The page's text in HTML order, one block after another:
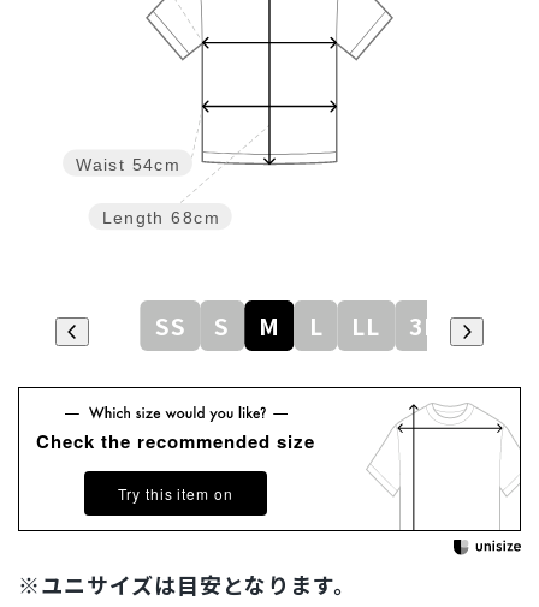
Length 68cm
Waist 54cm
SS S M L LL 3L
Check the recommended size
Try this item on
※ユニサイズは目安となります。